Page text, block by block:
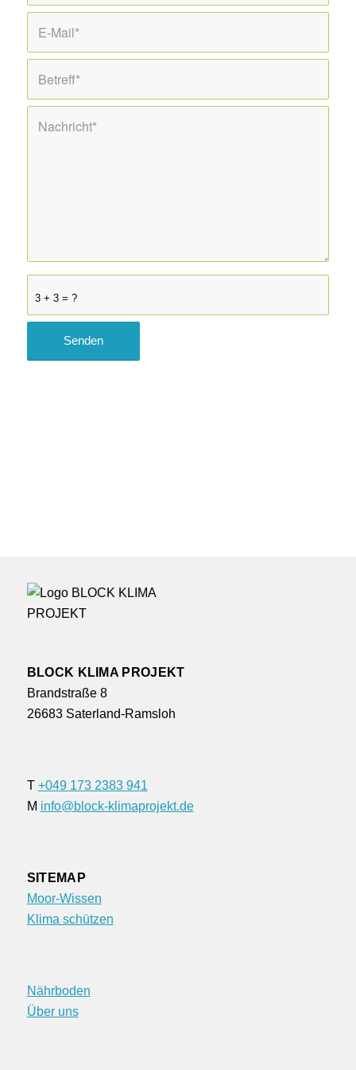
3 + 3 = ?
BLOCK KLIMA PROJEKT
Brandstraße 8
26683 Saterland-Ramsloh
T +049 173 2383 941
M info@block-klimaprojekt.de
SITEMAP
Moor-Wissen
Klima schützen
Nährboden
Über uns